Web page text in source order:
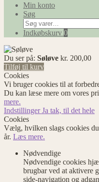
Min konto
Søg
Søg
efter:
Indkøbskurv 0
Du ser på: Søløve kr. 200,00
Tilføj til kurv
Cookies
Vi bruger cookies til at
Du kan læse mere om vores
mere.
IndstillingerJa tak, til det hele
Cookies
Vælg, hvilken slags cookies
år. Læs mere.
Nødvendige
Nødvendige cookies
brugbar ved at aktivere
side-navigation og